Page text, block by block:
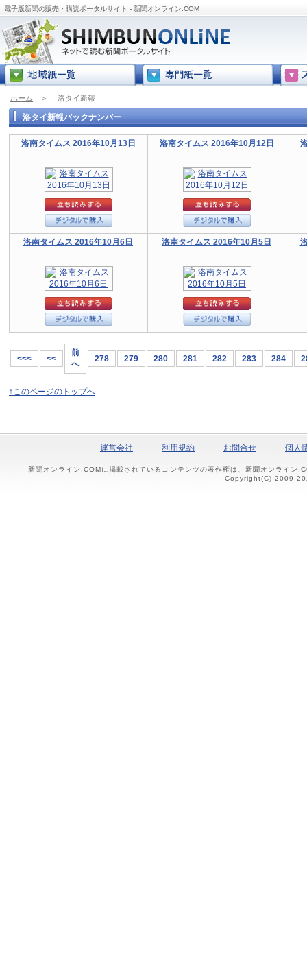
電子版新聞の販売・購読ポータルサイト - 新聞オンライン.COM
ホーム ＞ 洛タイ新報
洛タイ新報バックナンバー
洛南タイムス 2016年10月13日 洛南タイムス 2016年10月12日
洛南タイムス 2016年10月6日 洛南タイムス 2016年10月5日
<<< <<
前
へ
278 279 280 281 282 283 284
↑このページのトップへ
運営会社 利用規約 お問合せ 個人
新聞オンライン.COMに掲載されているコンテンツの著作権は、新聞オンライン
Copyright(C) 2009-